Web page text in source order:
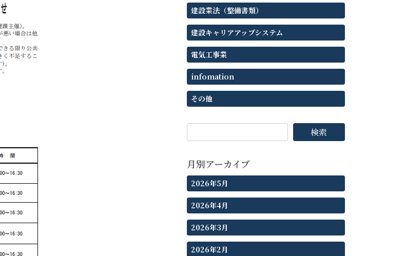
建設業法（整備書類）
建設キャリアアップシステム
電気工事業
infomation
その他
検索
月別アーカイブ
2026年5月
2026年4月
2026年3月
2026年2月